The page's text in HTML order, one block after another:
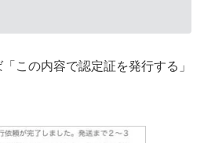
この内容で認定証を発行する」